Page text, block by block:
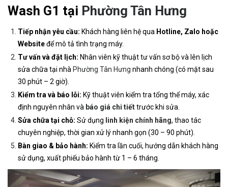
Wash G1 tại Phường Tân Hưng
Tiếp nhận yêu cầu: Khách hàng liên hệ qua Hotline, Zalo hoặc
Websiteđể mô tả tình trạng máy.
Tư vấn và đặt lịch: Nhân viên kỹ thuật tư vấn sơ bộ và lên lịch
sửa chữa tại nhà Phường Tân Hưng nhanh chóng (có mặt sau
30 phút – 2 giờ).
Kiểm tra và báo lỗi: Kỹ thuật viên kiểm tra tổng thể máy, xác
định nguyên nhân và báo giá chi tiếttrước khi sửa.
Sửa chữa tại chỗ: Sử dụng linh kiện chính hãng, thao tác
chuyên nghiệp, thời gian xử lý nhanh gọn (30 – 90 phút).
Bàn giao & bảo hành: Kiểm tra lần cuối, hướng dẫn khách hàng
sử dụng, xuất phiếu bảo hành từ 1 – 6 tháng.